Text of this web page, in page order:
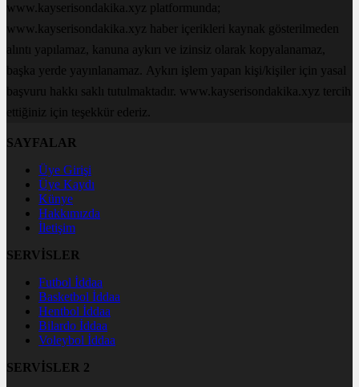
www.kayserisondakika.xyz platformunda;
www.kayserisondakika.xyz haber içerikleri kaynak gösterilmeden
alıntı yapılamaz, kanuna aykırı ve izinsiz olarak kopyalanamaz,
başka yerde yayınlanamaz. Aykırı işlem yapan kişi/kişiler için yasal
başvuru hakkı saklı tutulmaktadır. www.kayserisondakika.xyz tercih
ettiğiniz için teşekkür ederiz.
SAYFALAR
Üye Girişi
Üye Kaydı
Künye
Hakkımızda
İletişim
SERVİSLER
Futbol İddaa
Basketbol İddaa
Hentbol İddaa
Bilardo İddaa
Voleybol İddaa
SERVİSLER 2